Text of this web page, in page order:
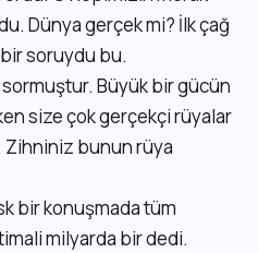
Dünya gerçek mi? İlk çağ
soruydu bu.
Büyük bir gücün
size çok gerçekçi rüyalar
bunun rüya
bir konuşmada tüm
milyarda bir dedi.